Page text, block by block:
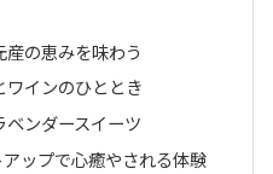
の恵みを味わう
インのひととき
ンダースイーツ
ップで心癒やされる体験